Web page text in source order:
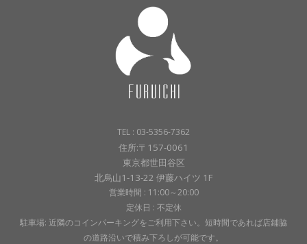
TEL : 03-5356-7362
住所:〒157-0061
東京都世田谷区
北烏山1-13-22 伊藤ハイツ 1F
営業時間 : 11:00～20:00
定休日 : 不定休
駐車場: 近隣のコインパーキングをご利用下さい。短時間であれば店鋪脇
の道路沿いで積み下ろしが可能です。